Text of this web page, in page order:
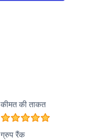
कीमत की ताकत
ग्रुप रैंक